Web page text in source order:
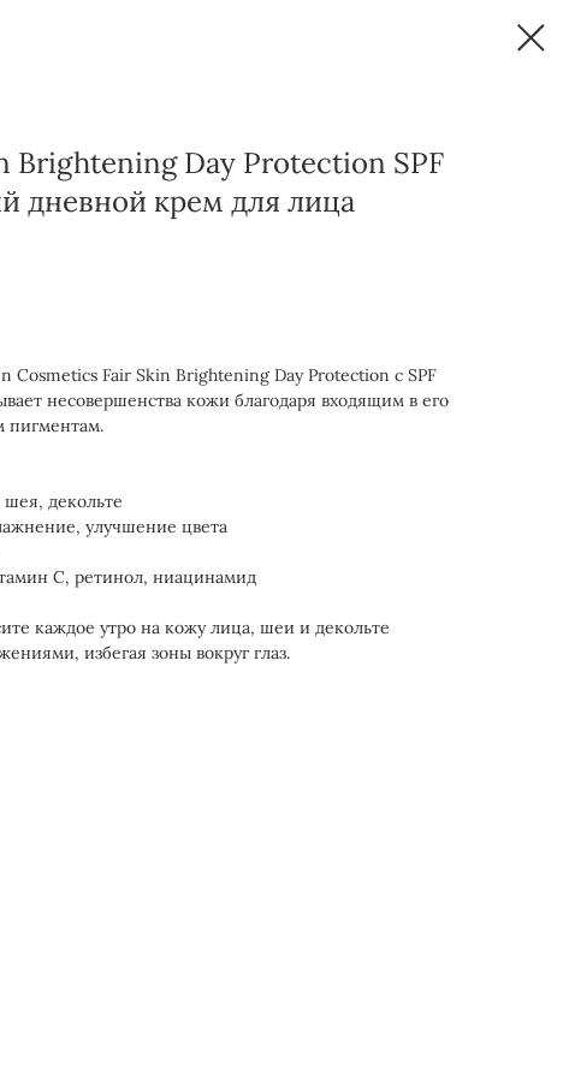
Brightening Day Protection SPF
дневной крем для лица
Cosmetics Fair Skin Brightening Day Protection с SPF
несовершенства кожи благодаря входящим в его
пигментам.
декольте
улучшение цвета
С, ретинол, ниацинамид
каждое утро на кожу лица, шеи и декольте
избегая зоны вокруг глаз.